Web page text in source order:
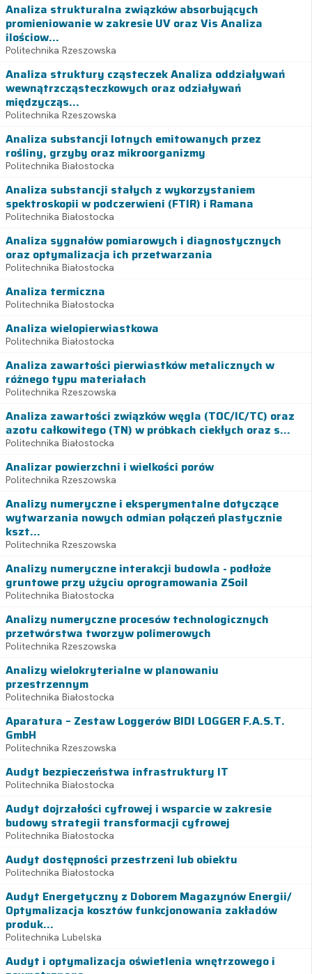
Analiza strukturalna związków absorbujących
promieniowanie w zakresie UV oraz Vis Analiza
ilościow...
Politechnika Rzeszowska
Analiza struktury cząsteczek Analiza oddziaływań
wewnątrzcząsteczkowych oraz odziaływań
międzycząs...
Politechnika Rzeszowska
Analiza substancji lotnych emitowanych przez
rośliny, grzyby oraz mikroorganizmy
Politechnika Białostocka
Analiza substancji stałych z wykorzystaniem
spektroskopii w podczerwieni (FTIR) i Ramana
Politechnika Białostocka
Analiza sygnałów pomiarowych i diagnostycznych
oraz optymalizacja ich przetwarzania
Politechnika Białostocka
Analiza termiczna
Politechnika Białostocka
Analiza wielopierwiastkowa
Politechnika Białostocka
Analiza zawartości pierwiastków metalicznych w
różnego typu materiałach
Politechnika Rzeszowska
Analiza zawartości związków węgla (TOC/IC/TC) oraz
azotu całkowitego (TN) w próbkach ciekłych oraz s...
Politechnika Białostocka
Analizar powierzchni i wielkości porów
Politechnika Rzeszowska
Analizy numeryczne i eksperymentalne dotyczące
wytwarzania nowych odmian połączeń plastycznie
kszt...
Politechnika Rzeszowska
Analizy numeryczne interakcji budowla - podłoże
gruntowe przy użyciu oprogramowania ZSoil
Politechnika Białostocka
Analizy numeryczne procesów technologicznych
przetwórstwa tworzyw polimerowych
Politechnika Rzeszowska
Analizy wielokryterialne w planowaniu
przestrzennym
Politechnika Białostocka
Aparatura – Zestaw Loggerów BIDI LOGGER F.A.S.T.
GmbH
Politechnika Rzeszowska
Audyt bezpieczeństwa infrastruktury IT
Politechnika Białostocka
Audyt dojrzałości cyfrowej i wsparcie w zakresie
budowy strategii transformacji cyfrowej
Politechnika Białostocka
Audyt dostępności przestrzeni lub obiektu
Politechnika Białostocka
Audyt Energetyczny z Doborem Magazynów Energii/
Optymalizacja kosztów funkcjonowania zakładów
produk...
Politechnika Lubelska
Audyt i optymalizacja oświetlenia wnętrzowego i